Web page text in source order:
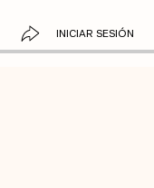
INICIAR SESIÓN